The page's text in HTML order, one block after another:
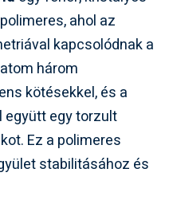
ahol az
kapcsolódnak a
három
kötésekkel, és a
együtt egy torzult
Ez a polimeres
stabilitásához és